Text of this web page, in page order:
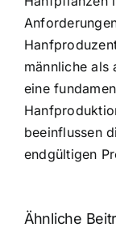
männliche als
eine
beeinflussen
endgültigen
Ähnliche